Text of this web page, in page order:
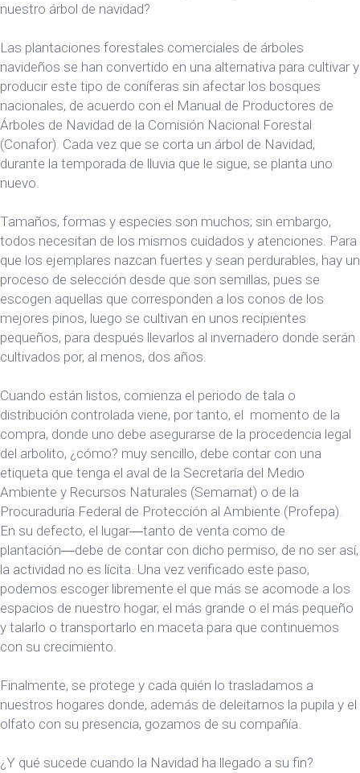
nuestro árbol de navidad?
Las plantaciones forestales comerciales de árboles
navideños se han convertido en una alternativa para cultivar y
producir este tipo de coníferas sin afectar los bosques
nacionales, de acuerdo con el Manual de Productores de
Árboles de Navidad de la Comisión Nacional Forestal
(Conafor). Cada vez que se corta un árbol de Navidad,
durante la temporada de lluvia que le sigue, se planta uno
nuevo.
Tamaños, formas y especies son muchos; sin embargo,
todos necesitan de los mismos cuidados y atenciones. Para
que los ejemplares nazcan fuertes y sean perdurables, hay un
proceso de selección desde que son semillas, pues se
escogen aquellas que corresponden a los conos de los
mejores pinos, luego se cultivan en unos recipientes
pequeños, para después llevarlos al invernadero donde serán
cultivados por, al menos, dos años.
Cuando están listos, comienza el periodo de tala o
distribución controlada viene, por tanto, el momento de la
compra, donde uno debe asegurarse de la procedencia legal
del arbolito, ¿cómo? muy sencillo, debe contar con una
etiqueta que tenga el aval de la Secretaría del Medio
Ambiente y Recursos Naturales (Semarnat) o de la
Procuraduría Federal de Protección al Ambiente (Profepa).
En su defecto, el lugar―tanto de venta como de
plantación―debe de contar con dicho permiso, de no ser así,
la actividad no es lícita. Una vez verificado este paso,
podemos escoger libremente el que más se acomode a los
espacios de nuestro hogar, el más grande o el más pequeño
y talarlo o transportarlo en maceta para que continuemos
con su crecimiento.
Finalmente, se protege y cada quién lo trasladamos a
nuestros hogares donde, además de deleitarnos la pupila y el
olfato con su presencia, gozamos de su compañía.
¿Y qué sucede cuando la Navidad ha llegado a su fin?